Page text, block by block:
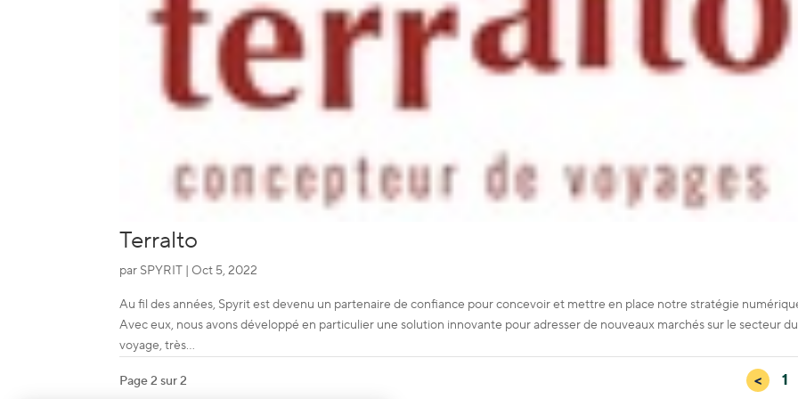
Terralto
par SPYRIT | Oct 5, 2022
Au fil des années, Spyrit est devenu un partenaire de confiance pour concevoir et mettre en place notre stratégie
Avec eux, nous avons développé en particulier une solution innovante pour adresser de nouveaux marchés sur le secteur du
voyage, très...
Page 2 sur 2 < 1